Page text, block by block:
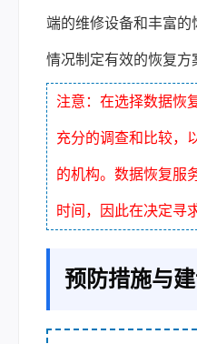
端的维修设备和丰富的
情况制定有效的恢复方
注意：在选择数据恢
充分的调查和比较，
的机构。数据恢复服
时间，因此在决定寻
预防措施与